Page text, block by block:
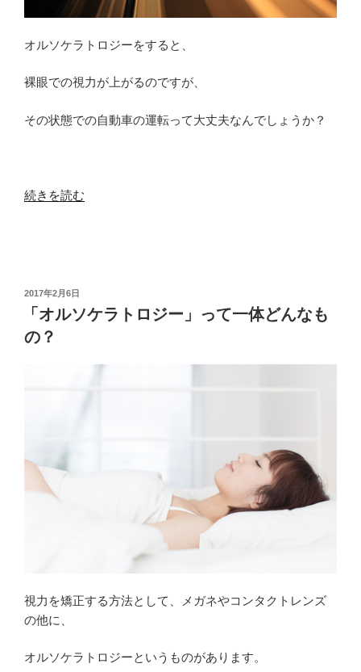
行
交
法】”
オルソケラトロジーをすると、
裸眼での視力が上がるのですが、
その状態での自動車の運転って大丈夫なんでしょうか？
“オ
ト
ロ
ジ
視
は
し
い
続きを読む
投
稿
2017年2月6日
「オルソケラトロジー」って一体どんなも
の？
視力を矯正する方法として、メガネやコンタクトレンズ
の他に、
オルソケラトロジーというものがあります。